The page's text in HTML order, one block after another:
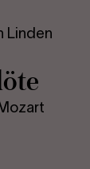
Linden